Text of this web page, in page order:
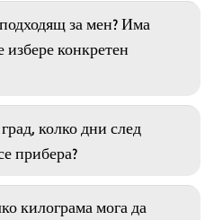
за мен? Има
избере конкретен
колко дни след
прибера?
килограма мога да